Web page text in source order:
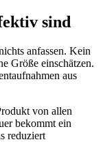
sind
anfassen. Kein
Größe einschätzen.
aus
von allen
bekommt ein
reduziert